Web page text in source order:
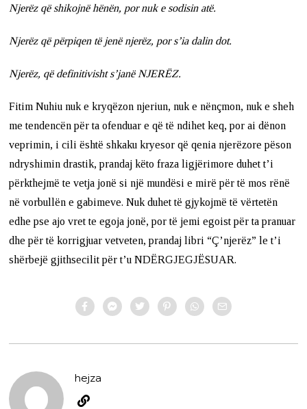
Njerëz që shikojnë hënën, por nuk e sodisin atë.
Njerëz që përpiqen të jenë njerëz, por s’ia dalin dot.
Njerëz, që definitivisht s’janë NJERËZ.
Fitim Nuhiu nuk e kryqëzon njeriun, nuk e nënçmon, nuk e sheh
me tendencën për ta ofenduar e që të ndihet keq, por ai dënon
veprimin, i cili është shkaku kryesor që qenia njerëzore pëson
ndryshimin drastik, prandaj këto fraza ligjërimore duhet t’i
përkthejmë te vetja jonë si një mundësi e mirë për të mos rënë
në vorbullën e gabimeve. Nuk duhet të gjykojmë të vërtetën
edhe pse ajo vret te egoja jonë, por të jemi egoist për ta pranuar
dhe për të korrigjuar vetveten, prandaj libri “Ç’njerëz” le t’i
shërbejë gjithsecilit për t’u NDËRGJEGJËSUAR.
hejza